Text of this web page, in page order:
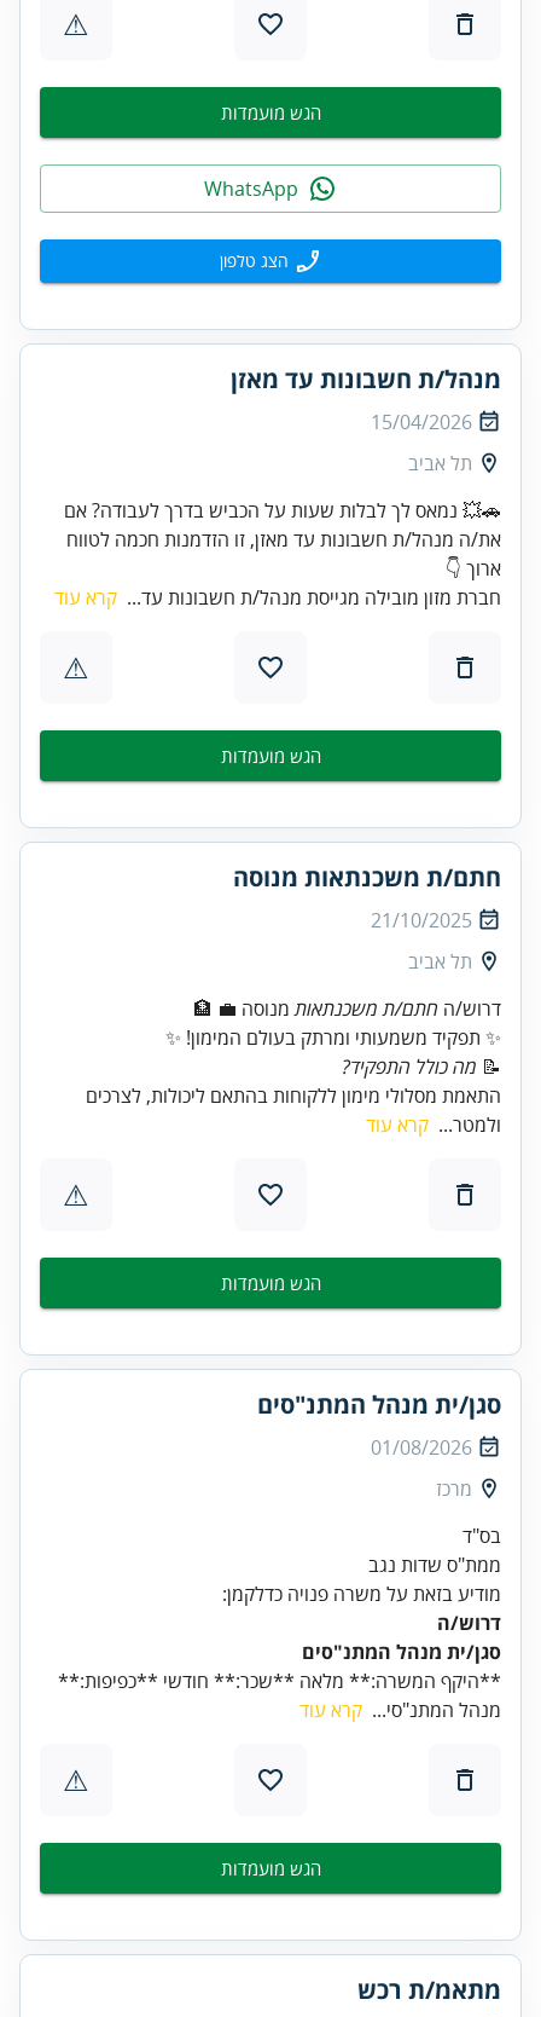
⚠
הגש מועמדות
הצג טלפון
מנהל/ת חשבונות עד מאזן
15/04/2026
תל אביב
🚗💥 נמאס לך לבלות שעות על הכביש בדרך לעבודה? אם
את/ה מנהל/ת חשבונות עד מאזן, זו הזדמנות חכמה לטווח
ארוך 👇
חברת מזון מובילה מגייסת מנהל/ת חשבונות עד... קרא עוד
⚠
הגש מועמדות
חתם/ת משכנתאות מנוסה
21/10/2025
תל אביב
דרוש/ה חתם/ת משכנתאות
✨ תפקיד משמעותי ומרתק בעולם המימון! ✨
📝 מה כולל התפקיד?
התאמת מסלולי מימון ללקוחות בהתאם ליכולות, לצרכים
ולמטר... קרא עוד
⚠
הגש מועמדות
סגן/ית מנהל המתנ"סים
01/08/2026
מרכז
בס"ד
מודיע בזאת על משרה פנויה כדלקמן:
סגן/ית מנהל המתנ"סים
**היקף המשרה:** מלאה **שכר:** חודשי **כפיפות:**
מנהל המתנ"סי... קרא עוד
⚠
הגש מועמדות
מתאמ/ת רכש